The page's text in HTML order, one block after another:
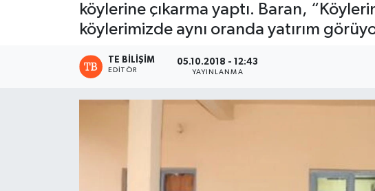
köylerine çıkarma yaptı. Baran,
köylerimizde aynı oranda yatırım
TE BILIŞIM
EDITÖR
05.10.2018 - 12:43
YAYINLANMA
Haber Arşivi